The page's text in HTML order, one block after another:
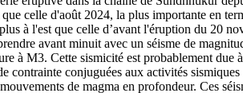
celle d'août 2024, la plus importante en
à l'est que celle d’avant l'éruption du 20
avant minuit avec un séisme de
à M3. Cette sismicité est probablement
contrainte conjuguées aux activités
de magma en profondeur. Ces